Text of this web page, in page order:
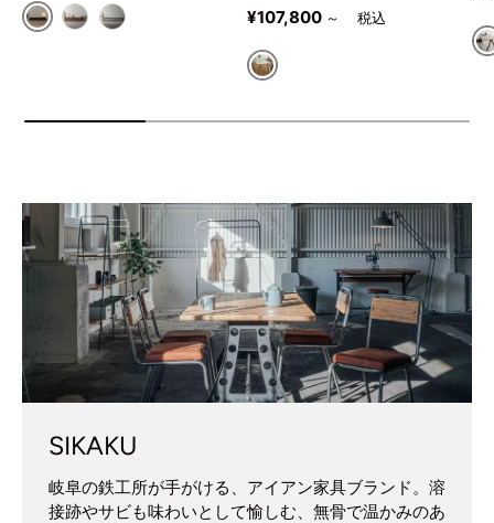
ダークグレー
ライトブラウン
ライトグレー
定価
¥107,800 ～
ナチュラル
SIKAKU
岐阜の鉄工所が手がける、アイアン家具ブランド。溶
接跡やサビも味わいとして愉しむ、無骨で温かみのあ